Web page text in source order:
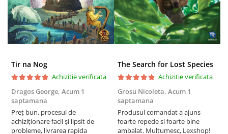
Tir na Nog
Achizitie verificata
Dragos George, Acum 1
saptamana
Preț bun, procesul de
achiziționare facil și lipsit de
probleme, livrarea rapida
The Search for Lost Species
Achizitie verificata
Grosu Nicoleta, Acum 1
saptamana
Produsul comandat a ajuns
foarte repede si foarte bine
ambalat. Multumesc, Lexshop!